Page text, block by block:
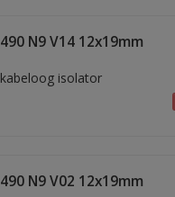
490 N9 V14 12x19mm
kabeloog isolator
490 N9 V02 12x19mm